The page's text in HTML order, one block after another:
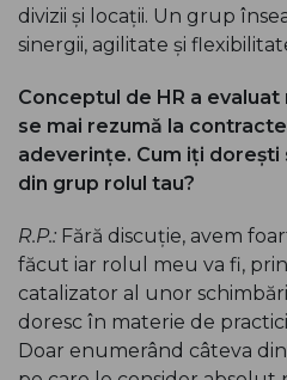
divizii și locații. Un grup
sinergii, agilitate și
Conceptul de HR a evaluat
se mai rezumă la
adeverințe. Cum iți dorești
din grup rolul tau?
R.P.: Fără discuție, avem
făcut iar rolul meu va fi,
catalizator al unor
doresc în materie de
Doar enumerând câteva